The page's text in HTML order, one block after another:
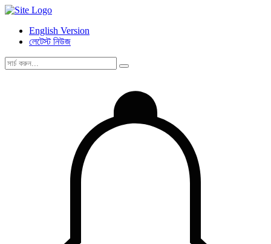
English Version
লেটেস্ট নিউজ